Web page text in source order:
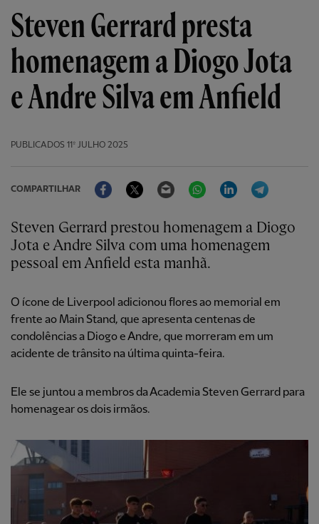
Steven Gerrard presta
homenagem a Diogo Jota
e Andre Silva em Anfield
PUBLICADOS 11º JULHO 2025
COMPARTILHAR
FacebookTwitter Email WhatsAppLinkedIn
Steven Gerrard prestou homenagem a Diogo
Jota e Andre Silva com uma homenagem
pessoal em Anfield esta manhã.
O ícone de Liverpool adicionou flores ao memorial em
frente ao Main Stand, que apresenta centenas de
condolências a Diogo e Andre, que morreram em um
acidente de trânsito na última quinta-feira.
Ele se juntou a membros da Academia Steven Gerrard para
homenagear os dois irmãos.